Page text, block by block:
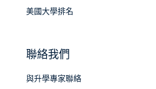
美國大學排名
聯絡我們
與升學專家聯絡